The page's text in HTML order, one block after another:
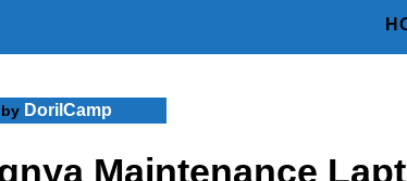
by DorilCamp
Maintenance